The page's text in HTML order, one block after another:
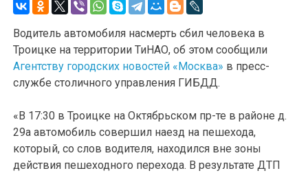
Водитель автомобиля насмерть сбил человека в
Троицке на территории ТиНАО, об этом сообщили
Агентству городских новостей «Москва» в пресс-
службе столичного управления ГИБДД.
«В 17:30 в Троицке на Октябрьском пр-те в районе д.
29а автомобиль совершил наезд на пешехода,
который, со слов водителя, находился вне зоны
действия пешеходного перехода. В результате ДТП